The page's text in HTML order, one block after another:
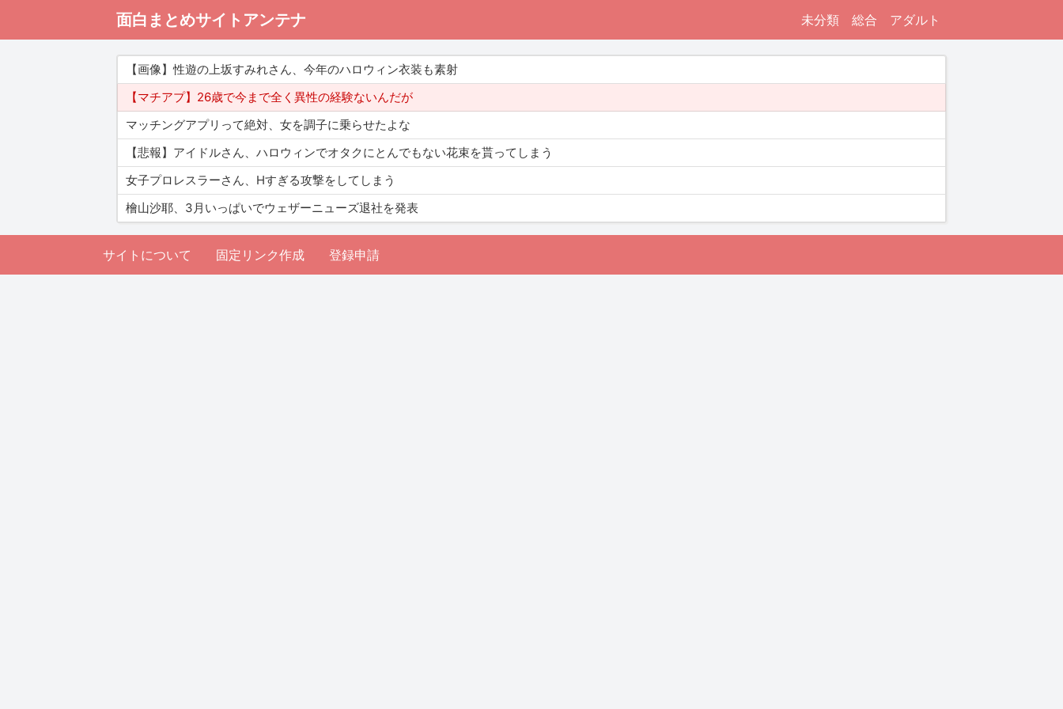
面白まとめサイトアンテナ 未分類 総合 アダルト
【画像】性遊の上坂すみれさん、今年のハロウィン衣装も素射
【マチアプ】26歳で今まで全く異性の経験ないんだが
マッチングアプリって絶対、女を調子に乗らせたよな
【悲報】アイドルさん、ハロウィンでオタクにとんでもない花束を貰ってしまう
女子プロレスラーさん、Hすぎる攻撃をしてしまう
檜山沙耶、3月いっぱいでウェザーニューズ退社を発表
サイトについて 固定リンク作成 登録申請